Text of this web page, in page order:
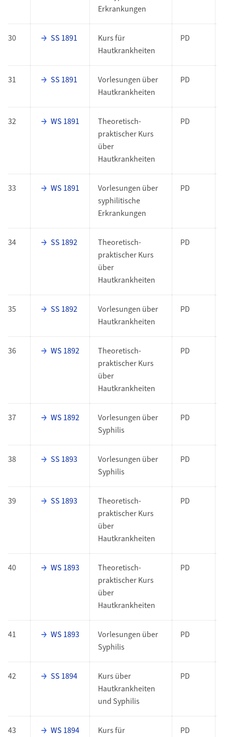
Erkrankungen
30 SS 1891
Kurs für
Hautkrankheiten
PD
31 SS 1891
Vorlesungen über
Hautkrankheiten
PD
32 WS 1891
Theoretisch-
praktischer Kurs
über
Hautkrankheiten
PD
33 WS 1891
Vorlesungen über
syphilitische
Erkrankungen
PD
34 SS 1892
Theoretisch-
praktischer Kurs
über
Hautkrankheiten
PD
35 SS 1892
Vorlesungen über
Hautkrankheiten
PD
36 WS 1892
Theoretisch-
praktischer Kurs
über
Hautkrankheiten
PD
37 WS 1892
Vorlesungen über
Syphilis
PD
38 SS 1893
Vorlesungen über
Syphilis
PD
39 SS 1893
Theoretisch-
praktischer Kurs
über
Hautkrankheiten
PD
40 WS 1893
Theoretisch-
praktischer Kurs
über
Hautkrankheiten
PD
41 WS 1893
Vorlesungen über
Syphilis
PD
42 SS 1894
Kurs über
Hautkrankheiten
und Syphilis
PD
43 WS 1894
Kurs für
PD